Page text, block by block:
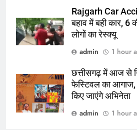
Rajgarh Car
बहाव में बही कार, 6
लोगों का रेस्क्यू
admin
1 hour
छत्तीसगढ़ में आज से
फेस्टिवल का आगाज,
किए जाएंगे अभिनेता
admin
1 hour